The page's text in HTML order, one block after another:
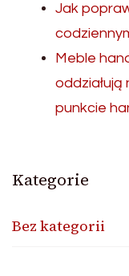
Jak
Meble
oddziałują
punkcie
Kategorie
Bez kategorii